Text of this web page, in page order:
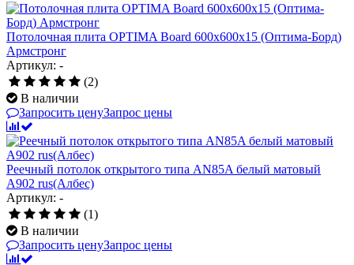
Потолочная плита OPTIMA Board 600x600x15 (Оптима-Борд)
Армстронг
Артикул: -
(2)
В наличии
Запросить ценуЗапрос цены
Реечный потолок открытого типа AN85A белый матовый
А902 rus(Албес)
Артикул: -
(1)
В наличии
Запросить ценуЗапрос цены